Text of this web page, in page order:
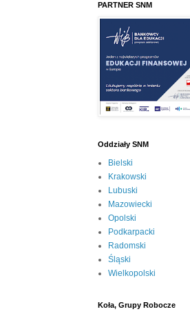
PARTNER SNM
Oddziały SNM
Bielski
Krakowski
Lubuski
Mazowiecki
Opolski
Podkarpacki
Radomski
Śląski
Wielkopolski
Koła, Grupy Robocze